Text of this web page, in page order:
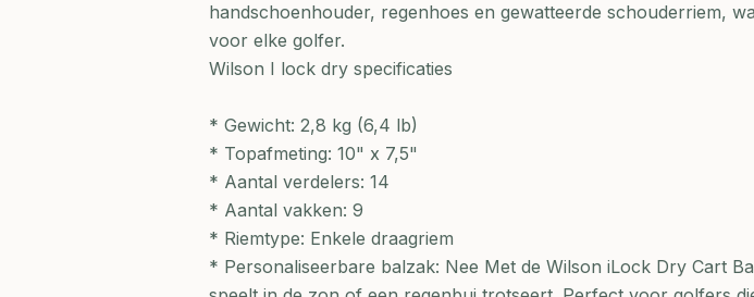
handschoenhouder, regenhoes en gewatteerde schouderriem,
voor elke golfer.
Wilson I lock dry specificaties
* Gewicht: 2,8 kg (6,4 lb)
* Topafmeting: 10" x 7,5"
* Aantal verdelers: 14
* Aantal vakken: 9
* Riemtype: Enkele draagriem
* Personaliseerbare balzak: Nee Met de Wilson iLock Dry Cart